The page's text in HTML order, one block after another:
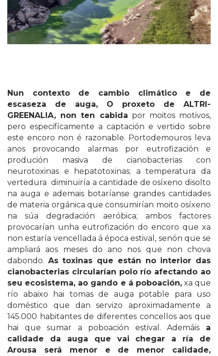
Nun contexto de cambio climático e de
escaseza de auga, O proxeto de ALTRI-
GREENALIA, non ten cabida por moitos motivos,
pero especifícamente a captación e vertido sobre
este encoro non é razonable. Portodemouros leva
anos provocando alarmas por eutrofización e
produción masiva de cianobacterias con
neurotoxinas e hepatotoxinas; a temperatura da
vertedura diminuiría a cantidade de osíxeno disolto
na auga e ademais botaríanse grandes cantidades
de materia orgánica que consumirían moito osíxeno
na súa degradación aeróbica; ambos factores
provocarían unha eutrofización do encoro que xa
non estaría vencellada á época estival, senón que se
ampliará aos meses do ano nos que non chova
dabondo. As toxinas que están no interior das
cianobacterias circularían polo río afectando ao
seu ecosistema, ao gando e á poboación,xa que
río abaixo hai tomas de auga potable para uso
doméstico que dan servizo aproximadamente a
145.000 habitantes de diferentes concellos aos que
hai que sumar a poboación estival. Ademáis a
calidade da auga que vai chegar a ría de
Arousa será menor e de menor calidade,